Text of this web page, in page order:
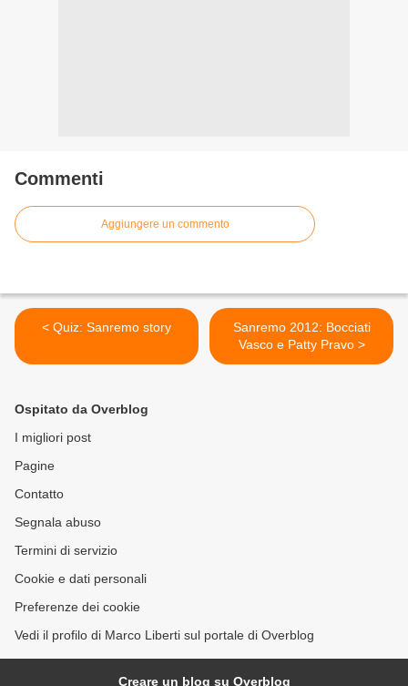
Commenti
Aggiungere un commento
< Quiz: Sanremo story
Sanremo 2012: Bocciati
Vasco e Patty Pravo >
Ospitato da Overblog
I migliori post
Pagine
Contatto
Segnala abuso
Termini di servizio
Cookie e dati personali
Preferenze dei cookie
Vedi il profilo di Marco Liberti sul portale di Overblog
Creare un blog su Overblog